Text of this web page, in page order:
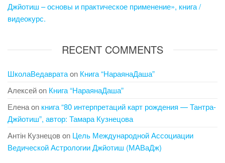
Джйотиш – основы и практическое применение», книга /
видеокурс.
RECENT COMMENTS
ШколаВедавратаon Книга “НараянаДаша”
Алексейon Книга “НараянаДаша”
Еленаon книга “80 интерпретаций карт рождения — Тантра-
Джйотиш”, автор: Тамара Кузнецова
Антін Кузнецовon Цель Международной Ассоциации
Ведической Астрологии Джйотиш (МАВаДж)